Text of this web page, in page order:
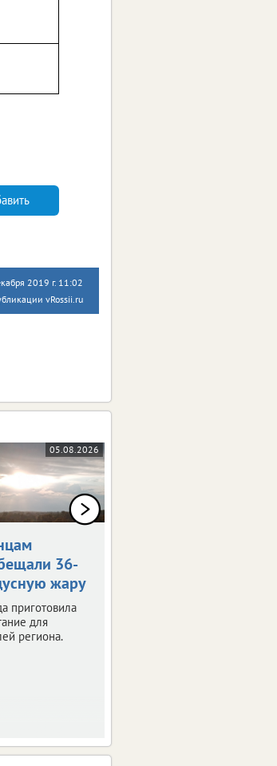
2019 г. 11:02
vRossii.ru
05.08.2026
36-
жару
приготовила
для
региона.